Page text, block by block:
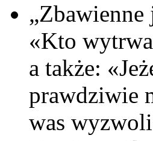
„Zbawienne
«Kto
a także:
prawdziwie
was